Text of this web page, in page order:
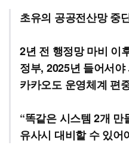
초유의 공공전산망 중
2년 전 행정망 마비 이
정부, 2025년 들어서
카카오도 운영체계 편
“똑같은 시스템 2개 만
유사시 대비할 수 있어